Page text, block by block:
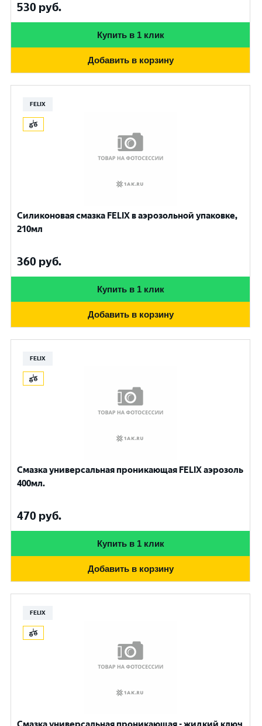
530 руб.
Купить в 1 клик
Добавить в корзину
FELIX
Силиконовая смазка FELIX в аэрозольной упаковке,
210мл
360 руб.
Купить в 1 клик
Добавить в корзину
FELIX
Смазка универсальная проникающая FELIX аэрозоль
400мл.
470 руб.
Купить в 1 клик
Добавить в корзину
FELIX